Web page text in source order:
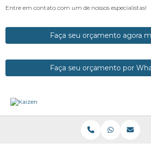
Entre em contato com um de nossos especialistas!
Faça seu orçamento agora
Faça seu orçamento por